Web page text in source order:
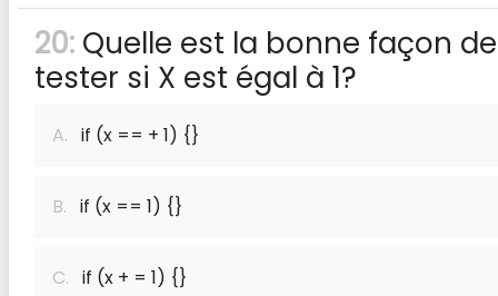
20: Quelle est la bonne façon de
tester si X est égal à 1?
A. if (x == + 1) {}
B. if (x == 1) {}
C. if (x + = 1) {}